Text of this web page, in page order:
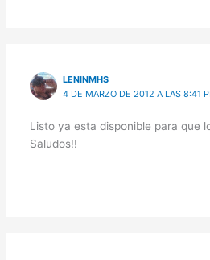
LENINMHS
4 DE MARZO DE 2012 A LAS 8:41
Listo ya esta disponible para que
Saludos!!